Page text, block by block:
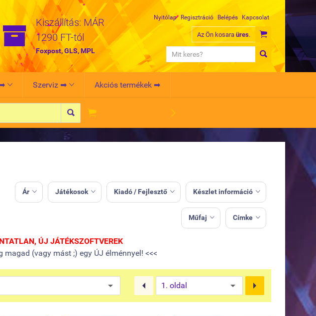

Kiszállítás: MÁR
1290 FT-tól
Foxpost, GLS, MPL
Nyitólap Regisztráció Belépés Kapcsolat
Az Ön kosara üres.


 Szerviz ➡  Akciós termékek ➡
  
Ár  Játékosok  Kiadó / Fejlesztő  Készlet információ 
Műfaj  Címke 
ÚJ JÁTÉKSZOFTVEREK
magad (vagy mást ;) egy ÚJ élménnyel! <<<
 